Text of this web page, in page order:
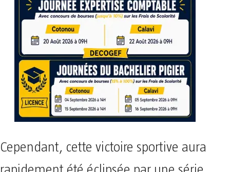
Cependant, cette victoire sportive aura